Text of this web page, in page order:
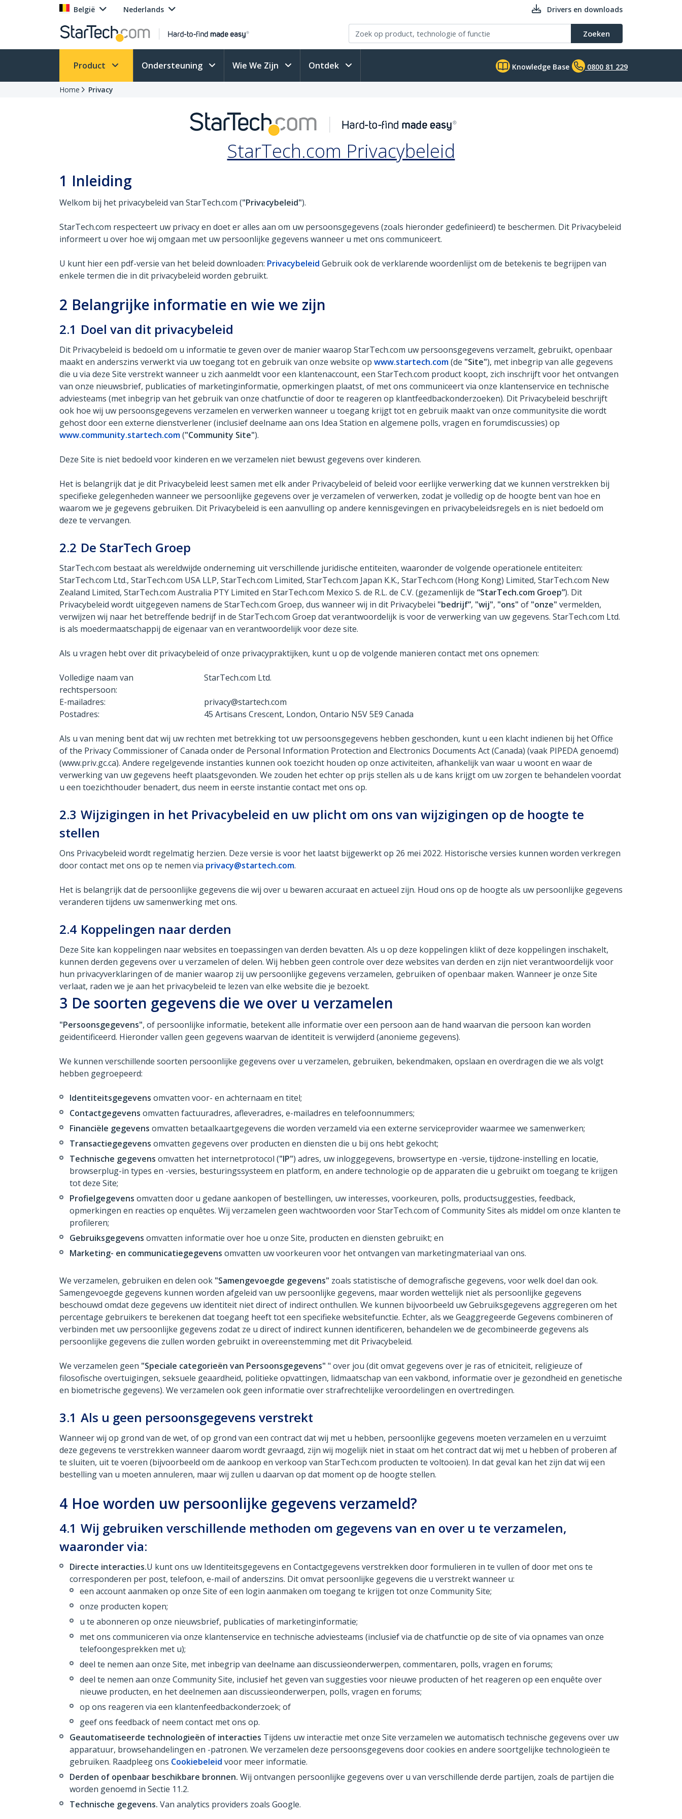
België Nederlands Drivers en downloads
Zoeken
Product Ondersteuning Wie We Zijn Ontdek Knowledge Base 0800 81 229
Home Privacy
StarTech.com Privacybeleid
1 Inleiding
Welkom bij het privacybeleid van StarTech.com ("Privacybeleid").
StarTech.com respecteert uw privacy en doet er alles aan om uw persoonsgegevens (zoals hieronder gedefinieerd) te beschermen. Dit Privacybeleid
informeert u over hoe wij omgaan met uw persoonlijke gegevens wanneer u met ons communiceert.
U kunt hier een pdf-versie van het beleid downloaden: Privacybeleid Gebruik ook de verklarende woordenlijst om de betekenis te begrijpen van
enkele termen die in dit privacybeleid worden gebruikt.
2 Belangrijke informatie en wie we zijn
2.1 Doel van dit privacybeleid
Dit Privacybeleid is bedoeld om u informatie te geven over de manier waarop StarTech.com uw persoonsgegevens verzamelt, gebruikt, openbaar
maakt en anderszins verwerkt via uw toegang tot en gebruik van onze website op www.startech.com(de "Site"), met inbegrip van alle gegevens
die u via deze Site verstrekt wanneer u zich aanmeldt voor een klantenaccount, een StarTech.com product koopt, zich inschrijft voor het ontvangen
van onze nieuwsbrief, publicaties of marketinginformatie, opmerkingen plaatst, of met ons communiceert via onze klantenservice en technische
adviesteams (met inbegrip van het gebruik van onze chatfunctie of door te reageren op klantfeedbackonderzoeken). Dit Privacybeleid beschrijft
ook hoe wij uw persoonsgegevens verzamelen en verwerken wanneer u toegang krijgt tot en gebruik maakt van onze communitysite die wordt
gehost door een externe dienstverlener (inclusief deelname aan ons Idea Station en algemene polls, vragen en forumdiscussies) op
www.community.startech.com("Community Site").
Deze Site is niet bedoeld voor kinderen en we verzamelen niet bewust gegevens over kinderen.
Het is belangrijk dat je dit Privacybeleid leest samen met elk ander Privacybeleid of beleid voor eerlijke verwerking dat we kunnen verstrekken bij
specifieke gelegenheden wanneer we persoonlijke gegevens over je verzamelen of verwerken, zodat je volledig op de hoogte bent van hoe en
waarom we je gegevens gebruiken. Dit Privacybeleid is een aanvulling op andere kennisgevingen en privacybeleidsregels en is niet bedoeld om
deze te vervangen.
2.2 De StarTech Groep
StarTech.com bestaat als wereldwijde onderneming uit verschillende juridische entiteiten, waaronder de volgende operationele entiteiten:
StarTech.com Ltd., StarTech.com USA LLP, StarTech.com Limited, StarTech.com Japan K.K., StarTech.com (Hong Kong) Limited, StarTech.com New
Zealand Limited, StarTech.com Australia PTY Limited en StarTech.com Mexico S. de R.L. de C.V. (gezamenlijk de “StarTech.com Groep”). Dit
Privacybeleid wordt uitgegeven namens de StarTech.com Groep, dus wanneer wij in dit Privacybelei "bedrijf”, "wij", "ons" of "onze" vermelden,
verwijzen wij naar het betreffende bedrijf in de StarTech.com Groep dat verantwoordelijk is voor de verwerking van uw gegevens. StarTech.com Ltd.
is als moedermaatschappij de eigenaar van en verantwoordelijk voor deze site.
Als u vragen hebt over dit privacybeleid of onze privacypraktijken, kunt u op de volgende manieren contact met ons opnemen:
Volledige naam van
rechtspersoon:
StarTech.com Ltd.
E-mailadres:
privacy@startech.com
Postadres:
45 Artisans Crescent, London, Ontario N5V 5E9 Canada
Als u van mening bent dat wij uw rechten met betrekking tot uw persoonsgegevens hebben geschonden, kunt u een klacht indienen bij het Office
of the Privacy Commissioner of Canada onder de Personal Information Protection and Electronics Documents Act (Canada) (vaak PIPEDA genoemd)
(www.priv.gc.ca). Andere regelgevende instanties kunnen ook toezicht houden op onze activiteiten, afhankelijk van waar u woont en waar de
verwerking van uw gegevens heeft plaatsgevonden. We zouden het echter op prijs stellen als u de kans krijgt om uw zorgen te behandelen voordat
u een toezichthouder benadert, dus neem in eerste instantie contact met ons op.
2.3 Wijzigingen in het Privacybeleid en uw plicht om ons van wijzigingen op de hoogte te
stellen
Ons Privacybeleid wordt regelmatig herzien. Deze versie is voor het laatst bijgewerkt op 26 mei 2022. Historische versies kunnen worden verkregen
door contact met ons op te nemen via privacy@startech.com.
Het is belangrijk dat de persoonlijke gegevens die wij over u bewaren accuraat en actueel zijn. Houd ons op de hoogte als uw persoonlijke gegevens
veranderen tijdens uw samenwerking met ons.
2.4 Koppelingen naar derden
Deze Site kan koppelingen naar websites en toepassingen van derden bevatten. Als u op deze koppelingen klikt of deze koppelingen inschakelt,
kunnen derden gegevens over u verzamelen of delen. Wij hebben geen controle over deze websites van derden en zijn niet verantwoordelijk voor
hun privacyverklaringen of de manier waarop zij uw persoonlijke gegevens verzamelen, gebruiken of openbaar maken. Wanneer je onze Site
verlaat, raden we je aan het privacybeleid te lezen van elke website die je bezoekt.
3 De soorten gegevens die we over u verzamelen
"Persoonsgegevens", of persoonlijke informatie, betekent alle informatie over een persoon aan de hand waarvan die persoon kan worden
geïdentificeerd. Hieronder vallen geen gegevens waarvan de identiteit is verwijderd (anonieme gegevens).
We kunnen verschillende soorten persoonlijke gegevens over u verzamelen, gebruiken, bekendmaken, opslaan en overdragen die we als volgt
hebben gegroepeerd:
Identiteitsgegevens omvatten voor- en achternaam en titel;
Contactgegevens omvatten factuuradres, afleveradres, e-mailadres en telefoonnummers;
Financiële gegevens omvatten betaalkaartgegevens die worden verzameld via een externe serviceprovider waarmee we samenwerken;
Transactiegegevens omvatten gegevens over producten en diensten die u bij ons hebt gekocht;
Technische gegevens omvatten het internetprotocol ("IP") adres, uw inloggegevens, browsertype en -versie, tijdzone-instelling en locatie,
browserplug-in types en -versies, besturingssysteem en platform, en andere technologie op de apparaten die u gebruikt om toegang te krijgen
tot deze Site;
Profielgegevens omvatten door u gedane aankopen of bestellingen, uw interesses, voorkeuren, polls, productsuggesties, feedback,
opmerkingen en reacties op enquêtes. Wij verzamelen geen wachtwoorden voor StarTech.com of Community Sites als middel om onze klanten te
profileren;
Gebruiksgegevens omvatten informatie over hoe u onze Site, producten en diensten gebruikt; en
Marketing- en communicatiegegevens omvatten uw voorkeuren voor het ontvangen van marketingmateriaal van ons.
We verzamelen, gebruiken en delen ook "Samengevoegde gegevens" zoals statistische of demografische gegevens, voor welk doel dan ook.
Samengevoegde gegevens kunnen worden afgeleid van uw persoonlijke gegevens, maar worden wettelijk niet als persoonlijke gegevens
beschouwd omdat deze gegevens uw identiteit niet direct of indirect onthullen. We kunnen bijvoorbeeld uw Gebruiksgegevens aggregeren om het
percentage gebruikers te berekenen dat toegang heeft tot een specifieke websitefunctie. Echter, als we Geaggregeerde Gegevens combineren of
verbinden met uw persoonlijke gegevens zodat ze u direct of indirect kunnen identificeren, behandelen we de gecombineerde gegevens als
persoonlijke gegevens die zullen worden gebruikt in overeenstemming met dit Privacybeleid.
We verzamelen geen "Speciale categorieën van Persoonsgegevens" " over jou (dit omvat gegevens over je ras of etniciteit, religieuze of
filosofische overtuigingen, seksuele geaardheid, politieke opvattingen, lidmaatschap van een vakbond, informatie over je gezondheid en genetische
en biometrische gegevens). We verzamelen ook geen informatie over strafrechtelijke veroordelingen en overtredingen.
3.1 Als u geen persoonsgegevens verstrekt
Wanneer wij op grond van de wet, of op grond van een contract dat wij met u hebben, persoonlijke gegevens moeten verzamelen en u verzuimt
deze gegevens te verstrekken wanneer daarom wordt gevraagd, zijn wij mogelijk niet in staat om het contract dat wij met u hebben of proberen af
te sluiten, uit te voeren (bijvoorbeeld om de aankoop en verkoop van StarTech.com producten te voltooien). In dat geval kan het zijn dat wij een
bestelling van u moeten annuleren, maar wij zullen u daarvan op dat moment op de hoogte stellen.
4 Hoe worden uw persoonlijke gegevens verzameld?
4.1 Wij gebruiken verschillende methoden om gegevens van en over u te verzamelen,
waaronder via:
Directe interacties.U kunt ons uw Identiteitsgegevens en Contactgegevens verstrekken door formulieren in te vullen of door met ons te
corresponderen per post, telefoon, e-mail of anderszins. Dit omvat persoonlijke gegevens die u verstrekt wanneer u:
een account aanmaken op onze Site of een login aanmaken om toegang te krijgen tot onze Community Site;
onze producten kopen;
u te abonneren op onze nieuwsbrief, publicaties of marketinginformatie;
met ons communiceren via onze klantenservice en technische adviesteams (inclusief via de chatfunctie op de site of via opnames van onze
telefoongesprekken met u);
deel te nemen aan onze Site, met inbegrip van deelname aan discussieonderwerpen, commentaren, polls, vragen en forums;
deel te nemen aan onze Community Site, inclusief het geven van suggesties voor nieuwe producten of het reageren op een enquête over
nieuwe producten, en het deelnemen aan discussieonderwerpen, polls, vragen en forums;
op ons reageren via een klantenfeedbackonderzoek; of
geef ons feedback of neem contact met ons op.
Geautomatiseerde technologieën of interacties Tijdens uw interactie met onze Site verzamelen we automatisch technische gegevens over uw
apparatuur, browsehandelingen en -patronen. We verzamelen deze persoonsgegevens door cookies en andere soortgelijke technologieën te
gebruiken. Raadpleeg ons Cookiebeleid voor meer informatie.
Derden of openbaar beschikbare bronnen. Wij ontvangen persoonlijke gegevens over u van verschillende derde partijen, zoals de partijen die
worden genoemd in Sectie 11.2.
Technische gegevens. Van analytics providers zoals Google.